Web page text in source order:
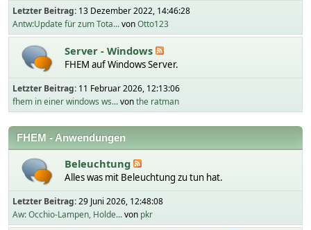
Letzter Beitrag: 13 Dezember 2022, 14:46:28
Antw:Update für zum Tota...vonOtto123
Server - Windows
FHEM auf Windows Server.
Letzter Beitrag: 11 Februar 2026, 12:13:06
fhem in einer windows ws...vonthe ratman
FHEM - Anwendungen
Beleuchtung
Alles was mit Beleuchtung zu tun hat.
Letzter Beitrag:29 Juni 2026, 12:48:08
Aw: Occhio-Lampen, Holde...von pkr